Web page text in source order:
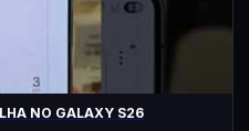
NO GALAXY S26